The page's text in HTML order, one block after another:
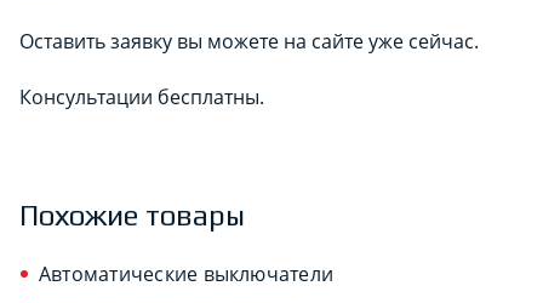
Оставить заявку вы можете на сайте уже сейчас.
Консультации бесплатны.
Похожие товары
Автоматические выключатели